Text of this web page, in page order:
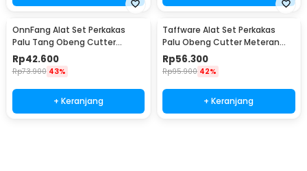
OnnFang Alat Set Perkakas
Palu Tang Obeng Cutter
Meteran 8in1 - YL-8009A
Rp42.600
Rp73.900 43%
+ Keranjang
Taffware Alat Set Perkakas
Palu Obeng Cutter Meteran
8in1
Rp56.300
Rp95.900 42%
+ Keranjang